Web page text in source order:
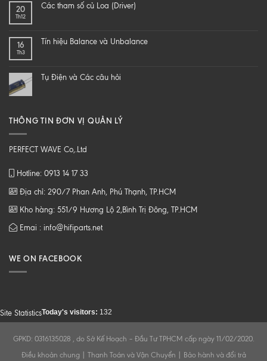
speaker
loa
Z
ĐỂ
CHẤT
20
Th12
Các tham số củ Loa (Driver)
16
Th3
Tín hiệu Balance và Unbalance
Tụ Điện và Các câu hỏi
THÔNG TIN ĐƠN VỊ QUẢN LÝ
PERFECT WAVE Co,.Ltd
Hotline: 0913 14 17 33
Địa chỉ: 290/7 Phan Anh, Phú Thạnh, TP.HCM
Kho hàng: 551/9 Hương Lộ 2,Bình Trị Đông, TP.HCM
Emai : info@hifiparts.net
WE ON FACEBOOK
Site StatisticsToday's visitors: 132
GPKD: 0316135028 , do Sở Kế Hoạch – Đầu Tư TPHCM cấp ngày 11/02/2020.
Điều khoản chung| Thanh Toán và Vận Chuyển Bảo hành và đổi trả